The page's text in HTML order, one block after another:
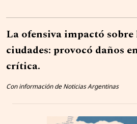
La ofensiva impactó
ciudades: provocó daños
crítica.
Con información de Noticias Argentinas